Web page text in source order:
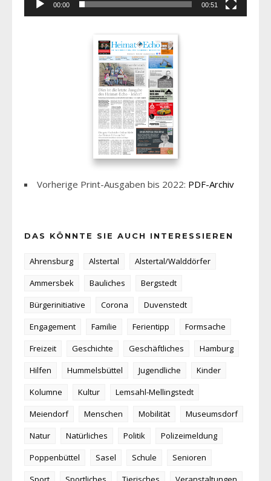
00:00 00:51
Vorherige Print-Ausgaben bis 2022: PDF-Archiv
DAS KÖNNTE SIE AUCH INTERESSIEREN
Ahrensburg Alstertal
Alstertal/Walddörfer
Ammersbek
Bauliches
Bergstedt
Bürgerinitiative
Corona
Duvenstedt
Engagement
Familie Ferientipp
Formsache
Freizeit
Geschichte Geschäftliches
Hamburg
Hilfen
Hummelsbüttel Jugendliche
Kinder
Kolumne
Kultur
Lemsahl-Mellingstedt
Meiendorf
Menschen Mobilität
Museumsdorf
Natur
Natürliches Politik
Polizeimeldung
Poppenbüttel
Sasel Schule
Senioren